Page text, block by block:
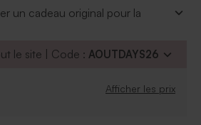
un cadeau original pour la
avec la tenue d'un cuisinier
ajouter le texte de votre choix
le site | Code : AOUTDAYS26
Afficher les prix